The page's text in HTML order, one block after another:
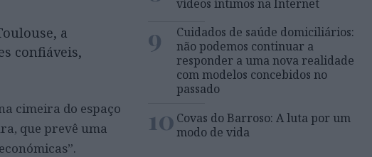
a
confiáveis,
cimeira do espaço
que prevê uma
vídeos íntimos na Internet
9
Cuidados de saúde domiciliários:
não podemos continuar a
responder a uma nova realidade
com modelos concebidos no
passado
10 Covas do Barroso: A luta por um
modo de vida